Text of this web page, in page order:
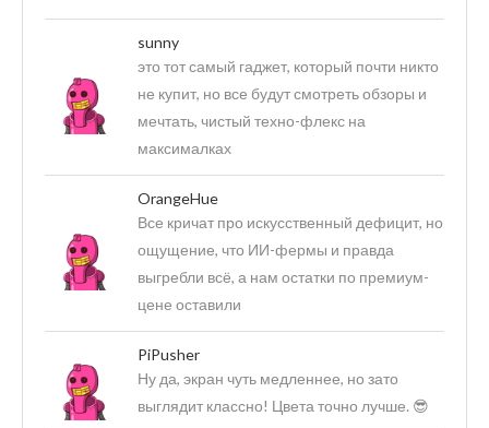
sunny
это тот самый гаджет, который почти никто
не купит, но все будут смотреть обзоры и
мечтать, чистый техно-флекс на
максималках
OrangeHue
Все кричат про искусственный дефицит, но
ощущение, что ИИ-фермы и правда
выгребли всё, а нам остатки по премиум-
цене оставили
PiPusher
Ну да, экран чуть медленнее, но зато
выглядит классно! Цвета точно лучше. 😎